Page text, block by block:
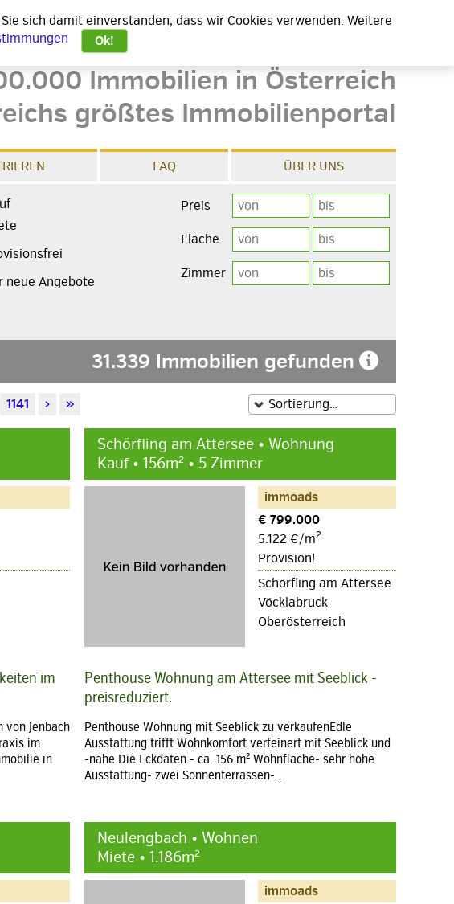
Immobilien in Österreich
größtes Immobilienportal
FAQ ÜBER UNS
neue Angebote
Preis
Fläche
Zimmer
31.339 Immobilien gefunden
1141 › »
im
Jenbach
im
in
Schörfling am Attersee • Wohnung
Kauf • 156m² • 5 Zimmer
immoads
€ 799.000
5.122 €/m2
Provision!
Schörfling am Attersee
Vöcklabruck
Oberösterreich
Penthouse Wohnung am Attersee mit Seeblick -
preisreduziert.
Penthouse Wohnung mit Seeblick zu verkaufenEdle
Ausstattung trifft Wohnkomfort verfeinert mit Seeblick und
-nähe.Die Eckdaten:- ca. 156 m² Wohnfläche- sehr hohe
Ausstattung- zwei Sonnenterrassen-…
Neulengbach • Wohnen
Miete • 1.186m²
immoads
sich damit einverstanden, dass wir Cookies verwenden. Weitere
Ok!